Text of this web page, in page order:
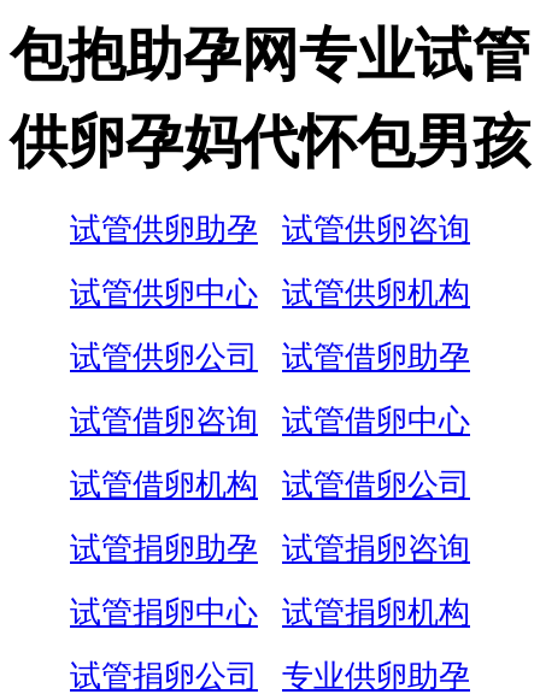
包抱助孕网专业试管
供卵孕妈代怀包男孩
试管供卵助孕
试管供卵咨询
试管供卵中心
试管供卵机构
试管供卵公司
试管借卵助孕
试管借卵咨询
试管借卵中心
试管借卵机构
试管借卵公司
试管捐卵助孕
试管捐卵咨询
试管捐卵中心
试管捐卵机构
试管捐卵公司
专业供卵助孕